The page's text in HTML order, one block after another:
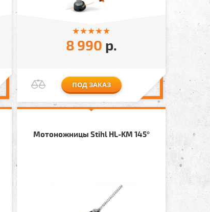
8 990 р.
ПОД ЗАКАЗ
Мотоножницы Stihl HL-KM 145°